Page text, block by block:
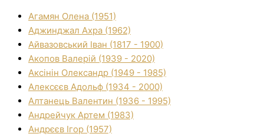
Агамян Олена (1951)
Аджинджал Ахра (1962)
Айвазовський Іван (1817 - 1900)
Акопов Валерій (1939 - 2020)
Аксінін Олександр (1949 - 1985)
Алексєєв Адольф (1934 - 2000)
Алтанець Валентин (1936 - 1995)
Андрейчук Артем (1983)
Андрєєв Ігор (1957)